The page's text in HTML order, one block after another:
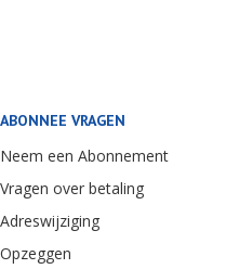
ABONNEE VRAGEN
Neem een Abonnement
Vragen over betaling
Adreswijziging
Opzeggen